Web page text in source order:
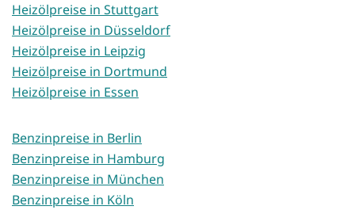
Heizölpreise in Stuttgart
Heizölpreise in Düsseldorf
Heizölpreise in Leipzig
Heizölpreise in Dortmund
Heizölpreise in Essen
Benzinpreise in Berlin
Benzinpreise in Hamburg
Benzinpreise in München
Benzinpreise in Köln